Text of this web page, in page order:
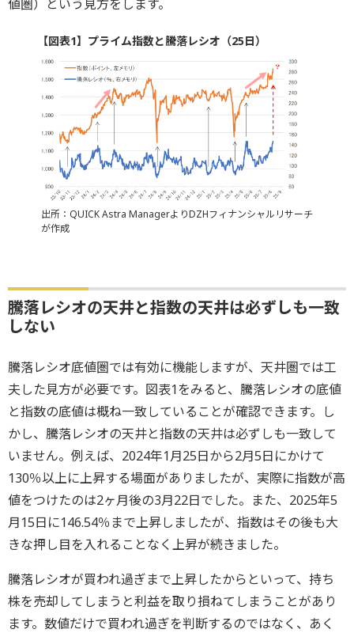
値圏）という見方をします。
【図表1】プライム指数と騰落レシオ（25日）
出所：QUICK Astra ManagerよりDZHフィナンシャルリサーチ
が作成
騰落レシオの天井と指数の天井は必ずしも一致
しない
騰落レシオ底値圏では有効に機能しますが、天井圏では工
夫した見方が必要です。図表1をみると、騰落レシオの底値
と指数の底値は概ね一致していることが確認できます。し
かし、騰落レシオの天井と指数の天井は必ずしも一致して
いません。例えば、2024年1月25日から2月5日にかけて
130％以上に上昇する場面がありましたが、実際に指数が高
値をつけたのは2ヶ月後の3月22日でした。また、2025年5
月15日に146.54％まで上昇しましたが、指数はその後も大
きな押し目を入れることなく上昇が続きました。
騰落レシオが買われ過ぎまで上昇したからといって、持ち
株を売却してしまうと利益を取り損ねてしまうことがあり
ます。数値だけで買われ過ぎを判断するのではなく、あく